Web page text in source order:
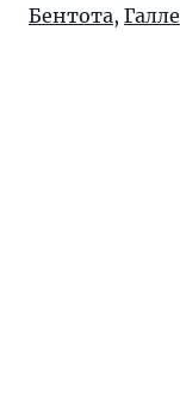
Бентота, Галле